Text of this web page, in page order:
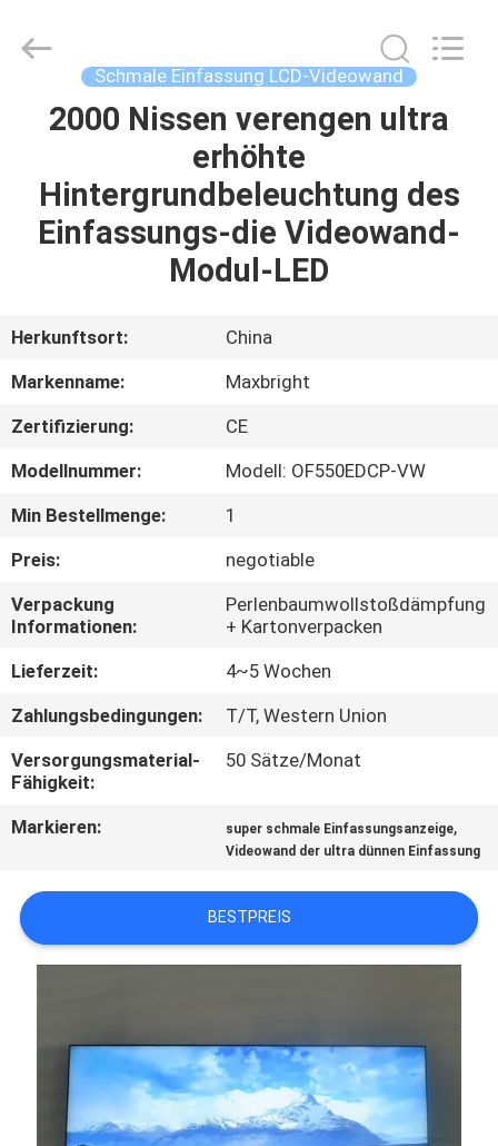
HAUS
PRODUKTE
FABRIK-
QUALITÄTSKONTROLLE
TRETEN
SIE
MIT
UNS
IN
VERBINDUNG
SIE
EIN
SITEMAP
PRIVACY
Freien
Supplier.
(Shenzhen)
Schmale Einfassung LCD-Videowand
2000 Nissen verengen ultra
erhöhte
Hintergrundbeleuchtung des
Einfassungs-die Videowand-
Modul-LED
Herkunftsort:
China
Markenname:
Maxbright
Zertifizierung:
CE
Modellnummer:
Modell: OF550EDCP-VW
Min Bestellmenge:
1
Preis:
negotiable
Verpackung
Informationen:
Perlenbaumwollstoßdämpfung
+ Kartonverpacken
Lieferzeit:
4~5 Wochen
Zahlungsbedingungen:
T/T, Western Union
Versorgungsmaterial-
Fähigkeit:
50 Sätze/Monat
Markieren: super schmale Einfassungsanzeige,
Videowand der ultra dünnen Einfassung
BESTPREIS